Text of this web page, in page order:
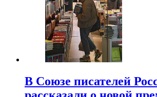
В Союзе писателей